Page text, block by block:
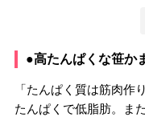
●高たんぱくな笹か
「たんぱく質は筋肉作
たんぱくで低脂肪。ま